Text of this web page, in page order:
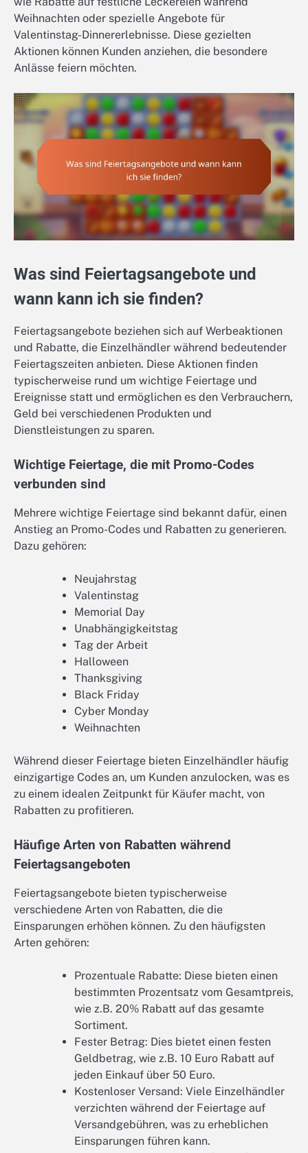
Weihnachten oder spezielle Angebote für
Valentinstag-Dinnererlebnisse. Diese gezielten
Aktionen können Kunden anziehen, die besondere
Anlässe feiern möchten.
Was sind Feiertagsangebote und
wann kann ich sie finden?
Feiertagsangebote beziehen sich auf Werbeaktionen
und Rabatte, die Einzelhändler während bedeutender
Feiertagszeiten anbieten. Diese Aktionen finden
typischerweise rund um wichtige Feiertage und
Ereignisse statt und ermöglichen es den Verbrauchern,
Geld bei verschiedenen Produkten und
Dienstleistungen zu sparen.
Wichtige Feiertage, die mit Promo-Codes
verbunden sind
Mehrere wichtige Feiertage sind bekannt dafür, einen
Anstieg an Promo-Codes und Rabatten zu generieren.
Dazu gehören:
Neujahrstag
Valentinstag
Memorial Day
Unabhängigkeitstag
Tag der Arbeit
Halloween
Thanksgiving
Black Friday
Cyber Monday
Weihnachten
Während dieser Feiertage bieten Einzelhändler häufig
einzigartige Codes an, um Kunden anzulocken, was es
zu einem idealen Zeitpunkt für Käufer macht, von
Rabatten zu profitieren.
Häufige Arten von Rabatten während
Feiertagsangeboten
Feiertagsangebote bieten typischerweise
verschiedene Arten von Rabatten, die die
Einsparungen erhöhen können. Zu den häufigsten
Arten gehören:
Prozentuale Rabatte: Diese bieten einen
bestimmten Prozentsatz vom Gesamtpreis,
wie z.B. 20% Rabatt auf das gesamte
Sortiment.
Fester Betrag: Dies bietet einen festen
Geldbetrag, wie z.B. 10 Euro Rabatt auf
jeden Einkauf über 50 Euro.
Kostenloser Versand: Viele Einzelhändler
verzichten während der Feiertage auf
Versandgebühren, was zu erheblichen
Einsparungen führen kann.